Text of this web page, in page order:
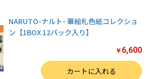
NARUTO-ナルト- 華絵札色紙コレクショ
ン【1BOX 12パック入り】
￥ 6,600
カートに入れる